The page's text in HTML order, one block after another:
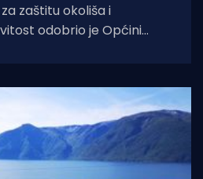
za zaštitu okoliša i
odobrio je Općini